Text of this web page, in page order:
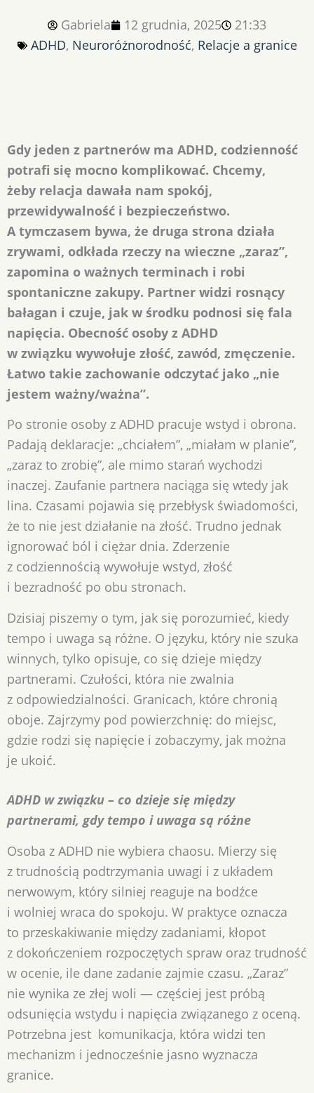
Gabriela 12 grudnia, 2025
21:33
ADHD, Neuroróżnorodność, Relacje a granice
Gdy jeden z partnerów ma ADHD, codzienność
potrafi się mocno komplikować. Chcemy,
żeby relacja dawała nam spokój,
przewidywalność i bezpieczeństwo.
A tymczasem bywa, że druga strona działa
zrywami, odkłada rzeczy na wieczne „zaraz”,
zapomina o ważnych terminach i robi
spontaniczne zakupy. Partner widzi rosnący
bałagan i czuje, jak w środku podnosi się fala
napięcia. Obecność osoby z ADHD
w związku wywołuje złość, zawód, zmęczenie.
Łatwo takie zachowanie odczytać jako „nie
jestem ważny/ważna”.
Po stronie osoby z ADHD pracuje wstyd i obrona.
Padają deklaracje: „chciałem”, „miałam w planie”,
„zaraz to zrobię”, ale mimo starań wychodzi
inaczej. Zaufanie partnera naciąga się wtedy jak
lina. Czasami pojawia się przebłysk świadomości,
że to nie jest działanie na złość. Trudno jednak
ignorować ból i ciężar dnia. Zderzenie
z codziennością wywołuje wstyd, złość
i bezradność po obu stronach.
Dzisiaj piszemy o tym, jak się porozumieć, kiedy
tempo i uwaga są różne. O języku, który nie szuka
winnych, tylko opisuje, co się dzieje między
partnerami. Czułości, która nie zwalnia
z odpowiedzialności. Granicach, które chronią
oboje. Zajrzymy pod powierzchnię: do miejsc,
gdzie rodzi się napięcie i zobaczymy, jak można
je ukoić.
ADHD w związku – co dzieje się między
partnerami, gdy tempo i uwaga są różne
Osoba z ADHD nie wybiera chaosu. Mierzy się
z trudnością podtrzymania uwagi i z układem
nerwowym, który silniej reaguje na bodźce
i wolniej wraca do spokoju. W praktyce oznacza
to przeskakiwanie między zadaniami, kłopot
z dokończeniem rozpoczętych spraw oraz trudność
w ocenie, ile dane zadanie zajmie czasu. „Zaraz”
nie wynika ze złej woli — częściej jest próbą
odsunięcia wstydu i napięcia związanego z oceną.
Potrzebna jest komunikacja, która widzi ten
mechanizm i jednocześnie jasno wyznacza
granice.